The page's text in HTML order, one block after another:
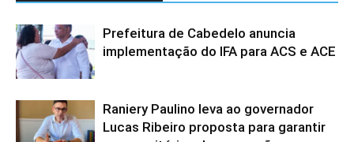
Prefeitura de Cabedelo anuncia
implementação do IFA para ACS e ACE
Raniery Paulino leva ao governador
Lucas Ribeiro proposta para garantir